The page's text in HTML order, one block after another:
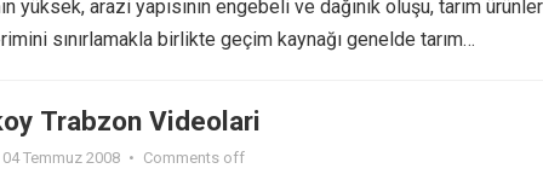
yüksek, arazi yapısının engebeli ve dağınık oluşu, tarım
sınırlamakla birlikte geçim kaynağı genelde tarım…
Trabzon Videolari
04 Temmuz 2008 • Comments off